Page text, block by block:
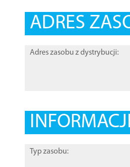
ADRES
Adres zasobu z dystrybucji:
Typ zasobu: